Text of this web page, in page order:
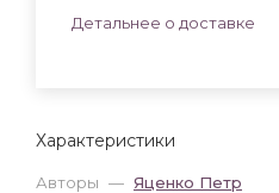
Характеристики
Авторы — Яценко Петр
Детальнее о доставке